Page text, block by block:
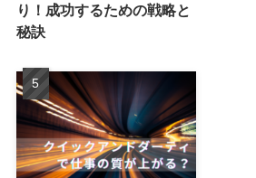
り！成功するための戦略と
秘訣